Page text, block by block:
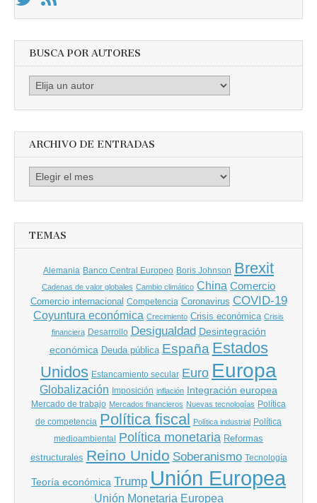
BUSCA POR AUTORES
Busca
ARCHIVO DE ENTRADAS
Archivo
TEMAS
Alemania Banco Central Europeo Boris Johnson Brexit
Cadenas de valor globales Cambio climático China Comercio
Comercio internacional Competencia Coronavirus COVID-19
Coyuntura económica Crecimiento Crisis económica Crisis
financiera Desarrollo Desigualdad Desintegración
económica Deuda pública España Estados
Unidos Estancamiento secular Euro Europa
Globalización Imposición inflación Integración europea
Mercado de trabajo Mercados financieros Nuevas tecnologías Política
de competencia Política fiscal Política industrial Política
medioambiental Política monetaria Reformas
estructurales Reino Unido Soberanismo Tecnología
Teoría económica Trump Unión Europea
Unión Monetaria Europea